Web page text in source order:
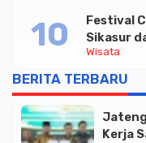
Wisata
Festival
Sikasur
Wisata
BERITA TERBARU
Kerja